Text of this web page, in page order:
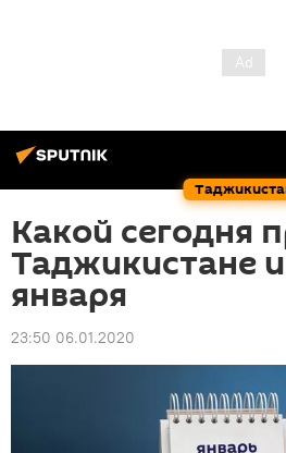
Какой сегодня
Таджикистане
января
23:50 06.01.2020